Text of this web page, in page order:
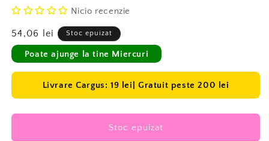
Nicio recenzie
Preț
obișnuit
54,06 lei Stoc epuizat
Poate ajunge la tine Miercuri
Livrare Cargus: 19 lei| Gratuit peste 200 lei
Stoc epuizat